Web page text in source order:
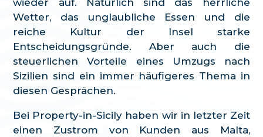
wieder auf. Natürlich sind das herrliche
Wetter, das unglaubliche Essen und die
reiche Kultur der Insel starke
Entscheidungsgründe. Aber auch die
steuerlichen Vorteile eines Umzugs nach
Sizilien sind ein immer häufigeres Thema in
diesen Gesprächen.
Bei Property-in-Sicily haben wir in letzter Zeit
einen Zustrom von Kunden aus Malta,